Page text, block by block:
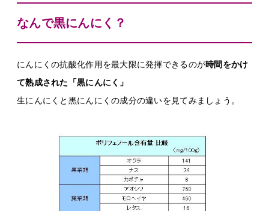
なんで黒にんにく？
にんにくの抗酸化作用を最大限に発揮できるのが時間をかけ
て熟成された「黒にんにく」
生にんにくと黒にんにくの成分の違いを見てみましょう。